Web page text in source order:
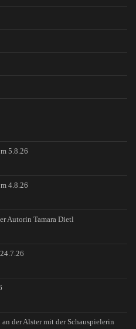
5.8.26
4.8.26
Autorin Tamara Dietl
der Alster mit der Schauspielerin